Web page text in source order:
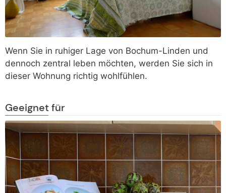
Wenn Sie in ruhiger Lage von Bochum-Linden und
dennoch zentral leben möchten, werden Sie sich in
dieser Wohnung richtig wohlfühlen.
Geeignet für